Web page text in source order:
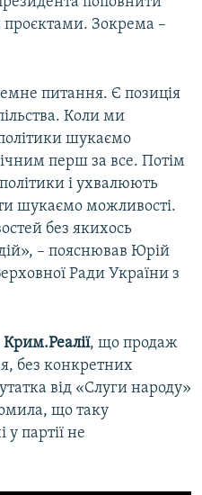
Зокрема –
питання. Є позиція
Коли ми
шукаємо
перш за все. Потім
політики і ухвалюють
шукаємо можливості.
без якихось
– пояснював Юрій
Ради України з
Крим.Реалії, що продаж
без конкретних
від «Слуги народу»
що таку
у партії не